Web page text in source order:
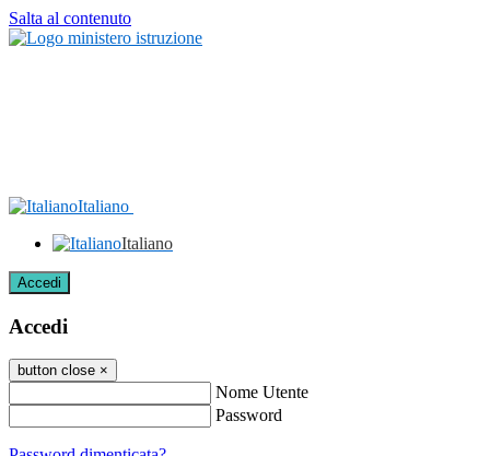
Salta al contenuto
Italiano
Italiano
Accedi
Accedi
button close ×
Nome Utente
Password